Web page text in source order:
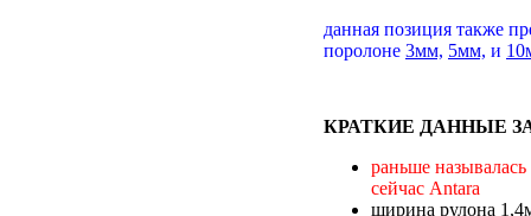
данная позиция также
поролоне 3мм, 5мм, и
КРАТКИЕ ДАННЫЕ
раньше
сейчас Antara
ширина рулона